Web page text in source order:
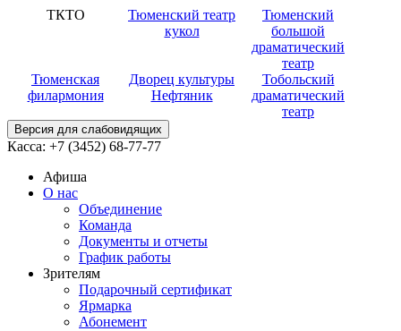
ТКТО
Тюменский театр
кукол
Тюменский
большой
драматический
театр
Тюменская
филармония
Дворец культуры
Нефтяник
Тобольский
драматический
театр
Версия для слабовидящих
Касса: +7 (3452) 68-77-77
Афиша
О нас
Объединение
Команда
Документы и отчеты
График работы
Зрителям
Подарочный сертификат
Ярмарка
Абонемент